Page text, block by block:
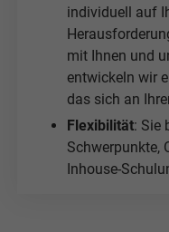
individuell auf
mit Ihnen und
entwickeln wir
das sich an
Flexibilität: Sie
Schwerpunkte,
Inhouse-